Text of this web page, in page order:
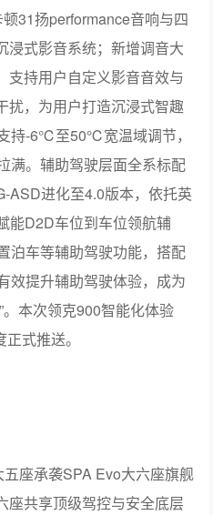
持-6℃至50℃宽温域调节，
满。辅助驾驶层面全系标配
进化至4.0版本，依托英
能D2D车位到车位领航辅
泊车等辅助驾驶功能，搭配
效提升辅助驾驶体验，成为
。本次领克900智能化体验
正式推送。
座共享顶级驾控与安全底层
并匹配Super AI数字底盘，
2.0T两个动力版本，零百加
高1355km；闭式双腔空气